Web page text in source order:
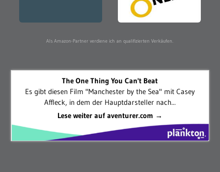
Als Amazon-Partner verdiene ich an qualifizierten Verkäufen.
The One Thing You Can't Beat
Es gibt diesen Film "Manchester by the Sea" mit Casey
Affleck, in dem der Hauptdarsteller nach...
Lese weiter auf aventurer.com →